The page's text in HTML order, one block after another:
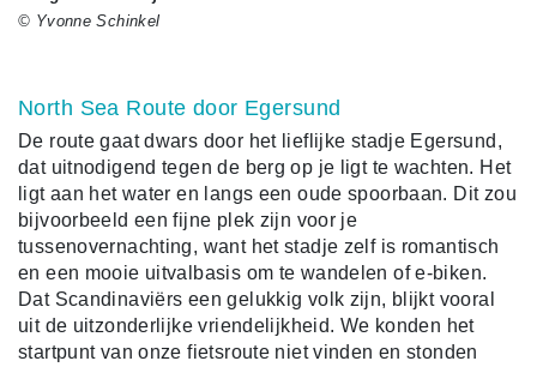
© Yvonne Schinkel
North Sea Route door Egersund
De route gaat dwars door het lieflijke stadje Egersund,
dat uitnodigend tegen de berg op je ligt te wachten. Het
ligt aan het water en langs een oude spoorbaan. Dit zou
bijvoorbeeld een fijne plek zijn voor je
tussenovernachting, want het stadje zelf is romantisch
en een mooie uitvalbasis om te wandelen of e-biken.
Dat Scandinaviërs een gelukkig volk zijn, blijkt vooral
uit de uitzonderlijke vriendelijkheid. We konden het
startpunt van onze fietsroute niet vinden en stonden